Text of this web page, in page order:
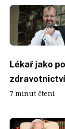
Lékař jako
7 minut čtení